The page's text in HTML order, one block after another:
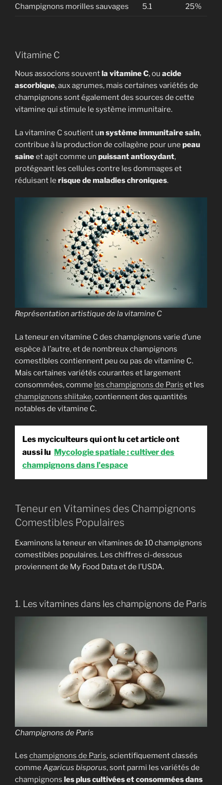
Champignons morilles sauvages 5.1 25%
Vitamine C
Nous associons souvent la vitamine C, ou acide
ascorbique, aux agrumes, mais certaines variétés de
champignons sont également des sources de cette
vitamine qui stimule le système immunitaire.
La vitamine C soutient un système immunitaire sain,
contribue à la production de collagène pour une peau
saineet agit comme un puissant antioxydant,
protégeant les cellules contre les dommages et
réduisant le risque de maladies chroniques.
Représentation artistique de la vitamine C
La teneur en vitamine C des champignons varie d’une
espèce à l’autre, et de nombreux champignons
comestibles contiennent peu ou pas de vitamine C.
Mais certaines variétés courantes et largement
consommées, comme les champignons de Paris et les
champignons shiitake, contiennent des quantités
notables de vitamine C.
Les myciculteurs qui ont lu cet article ont
aussi lu Mycologie spatiale : cultiver des
champignons dans l'espace
Teneur en Vitamines des Champignons
Comestibles Populaires
Examinons la teneur en vitamines de 10 champignons
comestibles populaires. Les chiffres ci-dessous
proviennent de My Food Data et de l’USDA.
1. Les vitamines dans les champignons de Paris
Champignons de Paris
Les champignons de Paris, scientifiquement classés
comme Agaricus bisporus, sont parmi les variétés de
champignons les plus cultivées et consommées dans
Recevoir mon ebook
gratuitement !
Je hais les spams : votre adresse email ne sera jamais cédée ni revendue. En vous
inscrivant ici, vous recevrez des articles, vidéos, offres commerciales, podcasts et
autres conseils pour vous aider à cultiver les champignons. Voir mentions légales
complètes en bas de page. Vous pouvez vous désabonner à tout instant.